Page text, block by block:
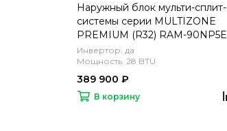
Наружный блок мульти-сплит-
системы серии MULTIZONE
PREMIUM (R32) RAM-90NP5E
Инвертор: да
Мощность: 28 BTU
389 900 ₽
В корзину